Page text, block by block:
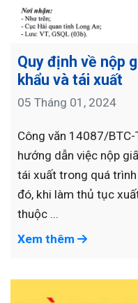
Quy định về nộp
khẩu và tái xuất
05 Tháng 01, 2024
Công văn 14087/
hướng dẫn việc nộp
tái xuất trong quá
đó, khi làm thủ tục
thuộc ...
Xem thêm